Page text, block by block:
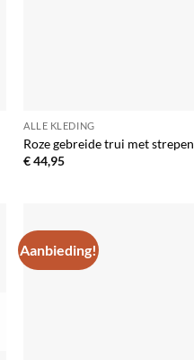
ALLE KLEDING
Roze gebreide trui met strepen
€44,95
Aanbieding!